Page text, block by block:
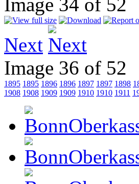
Image 34 of 52
Next
Image 36 of 52
1895 1895 1896 1896 1897 1897 1898
1908 1908 1909 1909 1910 1910 1911